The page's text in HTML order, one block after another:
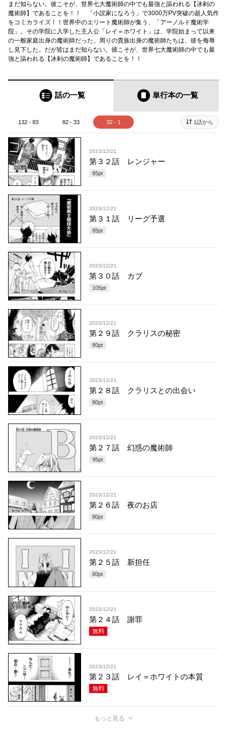
まだ知らない。彼こそが、世界七大魔術師の中でも最強と謳われる【冰剣の
魔術師】であることを！！ 「小説家になろう」で3000万PV突破の超人気作
をコミカライズ！！世界中のエリート魔術師が集う、「アーノルド魔術学
院」。その学院に入学した主人公「レイ＝ホワイト」は、学院始まって以来
の一般家庭出身の魔術師だった。周りの貴族出身の魔術師たちは、彼を侮辱
し見下した。だが皆はまだ知らない。彼こそが、世界七大魔術師の中でも最
強と謳われる【冰剣の魔術師】であることを！！
話の一覧 単行本の一覧
132 - 83 82 - 33 32 - 1 1話から
2023/12/21
第３２話 レンジャー
85pt
2023/12/21
第３１話 リーグ予選
85pt
2023/12/21
第３０話 カブ
105pt
2023/12/21
第２９話 クラリスの秘密
80pt
2023/12/21
第２８話 クラリスとの出会い
80pt
2023/12/21
第２７話 幻惑の魔術師
95pt
2023/12/21
第２６話 夜のお店
80pt
2023/12/21
第２５話 新担任
80pt
2023/12/21
第２４話 謝罪
無料
2023/12/21
第２３話 レイ＝ホワイトの本質
無料
もっと見る